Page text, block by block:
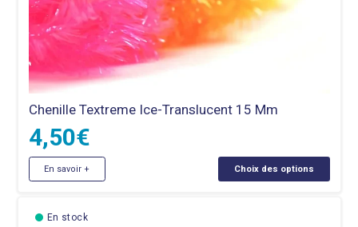
peuvent
être
choisies
sur
produit
Chenille Textreme Ice-Translucent 15 Mm
4,50€
En savoir + Choix des options
En stock